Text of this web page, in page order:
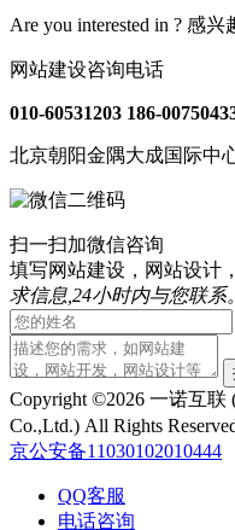
Are you interested in ? 感兴
网站建设咨询电话
010-60531203 186-
北京朝阳金隅大成国际中
扫一扫加微信咨询
填写网站建设，网站设计
求信息,24小时内与您联系。
Copyright ©2026 一诺互联
Co.,Ltd.) All Rights
京公安备11030102010444
QQ客服
电话咨询